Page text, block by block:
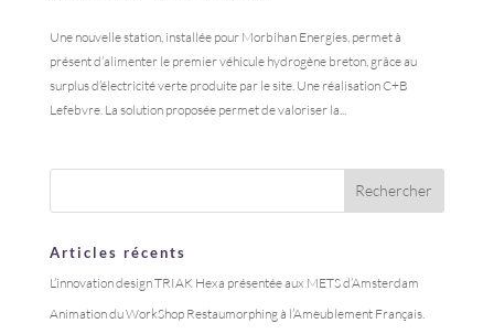
Une nouvelle station, installée pour Morbihan Energies, permet à
présent d’alimenter le premier véhicule hydrogène breton, grâce au
surplus d’électricité verte produite par le site. Une réalisation C+B
Lefebvre. La solution proposée permet de valoriser la...
Articles récents
L’innovation design TRIAK Hexa présentée aux METS d’Amsterdam
Animation du WorkShop Restaumorphing à l’Ameublement Français.